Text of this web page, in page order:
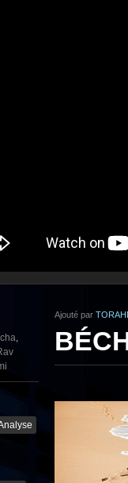
,
Ajouté par